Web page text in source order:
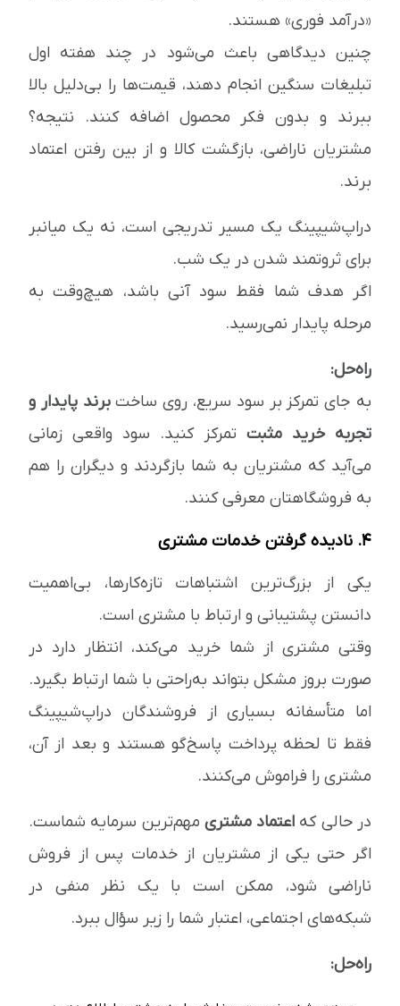
«درآمد فوری» هستند.
چنین دیدگاهی باعث می‌شود در چند هفته اول
تبلیغات سنگین انجام دهند، قیمت‌ها را بی‌دلیل بالا
ببرند و بدون فکر محصول اضافه کنند. نتیجه؟
مشتریان ناراضی، بازگشت کالا و از بین رفتن اعتماد
برند.
دراپ‌شیپینگ یک مسیر تدریجی است، نه یک میانبر
برای ثروتمند شدن در یک شب.
اگر هدف شما فقط سود آنی باشد، هیچ‌وقت به
مرحله پایدار نمی‌رسید.
راه‌حل:
به جای تمرکز بر سود سریع، روی ساختبرند پایدار و
تجربه خرید مثبت تمرکز کنید. سود واقعی زمانی
می‌آید که مشتریان به شما بازگردند و دیگران را هم
به فروشگاهتان معرفی کنند.
۴. نادیده گرفتن خدمات مشتری
یکی از بزرگ‌ترین اشتباهات تازه‌کارها، بی‌اهمیت
دانستن پشتیبانی و ارتباط با مشتری است.
وقتی مشتری از شما خرید می‌کند، انتظار دارد در
صورت بروز مشکل بتواند به‌راحتی با شما ارتباط بگیرد.
اما متأسفانه بسیاری از فروشندگان دراپ‌شیپینگ
فقط تا لحظه پرداخت پاسخ‌گو هستند و بعد از آن،
مشتری را فراموش می‌کنند.
در حالی که اعتماد مشتری مهم‌ترین سرمایه شماست.
اگر حتی یکی از مشتریان از خدمات پس از فروش
ناراضی شود، ممکن است با یک نظر منفی در
شبکه‌های اجتماعی، اعتبار شما را زیر سؤال ببرد.
راه‌حل: